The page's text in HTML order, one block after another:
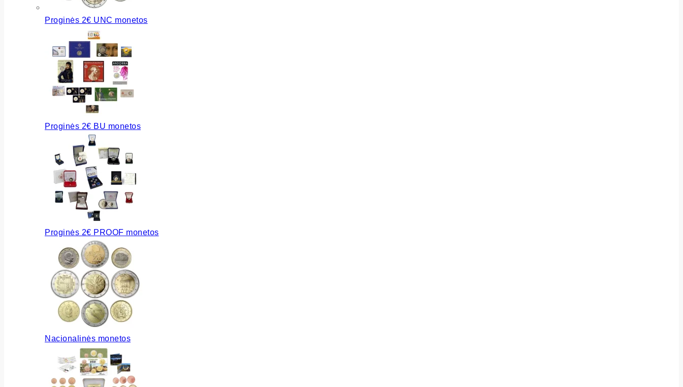
Proginės 2€ UNC monetos
Proginės 2€ BU monetos
Proginės 2€ PROOF monetos
Nacionalinės monetos